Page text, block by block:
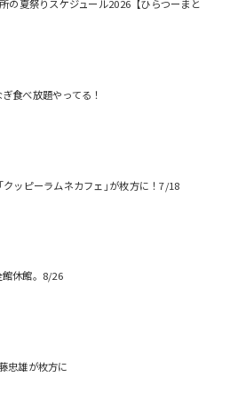
の夏祭りスケジュール2026【ひらつーまと
食べ放題やってる！
クッピーラムネカフェ｣が枚方に！7/18
休館。8/26
忠雄が枚方に